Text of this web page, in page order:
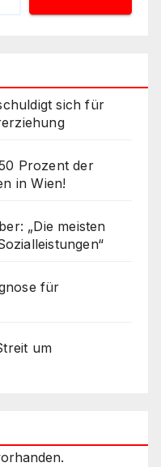
sich für
Prozent der
in Wien!
„Die meisten
für
um